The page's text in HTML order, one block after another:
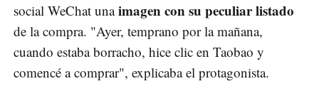
social WeChat unaimagen con su peculiar listado
de la compra. "Ayer, temprano por la mañana,
cuando estaba borracho, hice clic en Taobao y
comencé a comprar", explicaba el protagonista.